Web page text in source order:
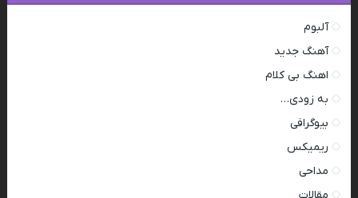
آلبوم
آهنگ جدید
اهنگ بی کلام
به زودی…
بیوگرافی
ریمیکس
مداحی